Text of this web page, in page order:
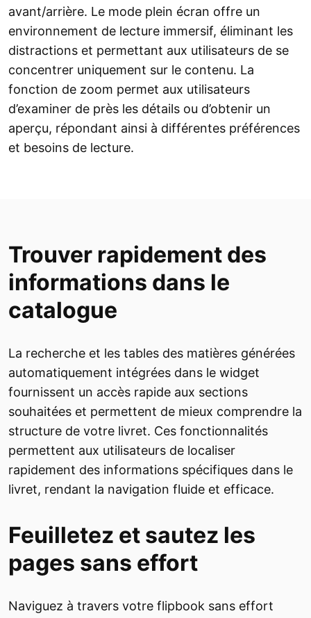
avant/arrière. Le mode plein écran offre un
environnement de lecture immersif, éliminant les
distractions et permettant aux utilisateurs de se
concentrer uniquement sur le contenu. La
fonction de zoom permet aux utilisateurs
d’examiner de près les détails ou d’obtenir un
aperçu, répondant ainsi à différentes préférences
et besoins de lecture.
Trouver rapidement des
informations dans le
catalogue
La recherche et les tables des matières générées
automatiquement intégrées dans le widget
fournissent un accès rapide aux sections
souhaitées et permettent de mieux comprendre la
structure de votre livret. Ces fonctionnalités
permettent aux utilisateurs de localiser
rapidement des informations spécifiques dans le
livret, rendant la navigation fluide et efficace.
Feuilletez et sautez les
pages sans effort
Naviguez à travers votre flipbook sans effort